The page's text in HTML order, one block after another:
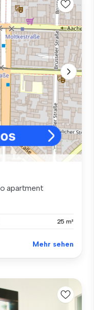
apartment
25 m²
Mehr sehen